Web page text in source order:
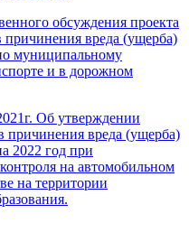
обсуждения проекта
вреда (ущерба)
муниципальному
и в дорожном
Об утверждении
вреда (ущерба)
2022 год при
на автомобильном
на территории